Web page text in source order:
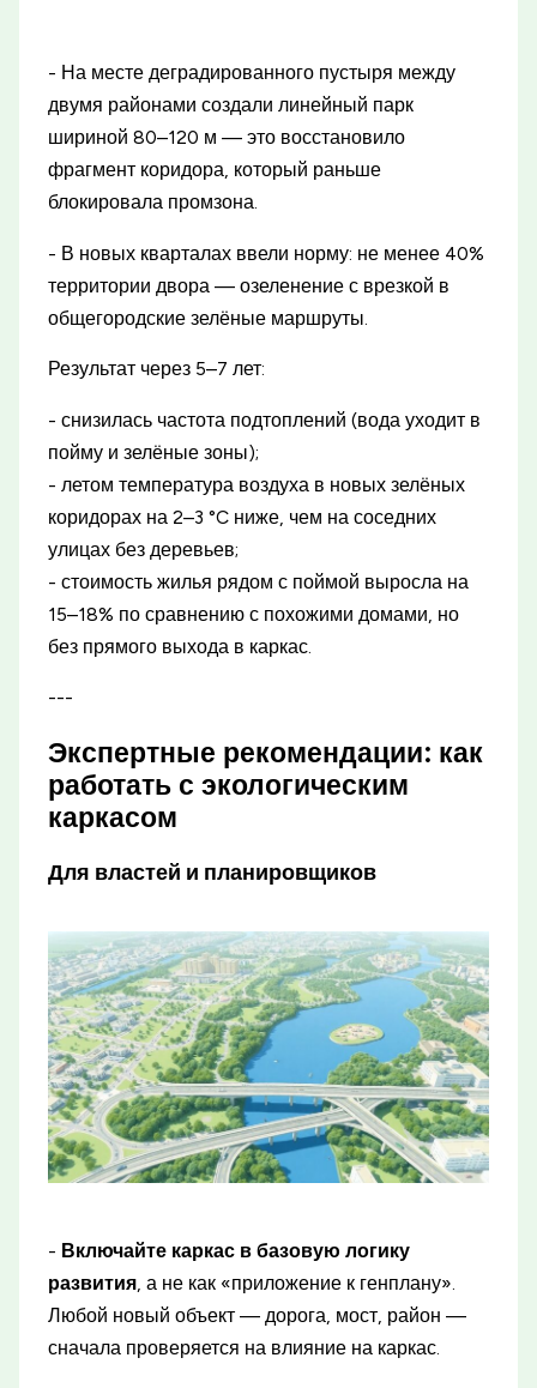
- На месте деградированного пустыря между
двумя районами создали линейный парк
шириной 80–120 м — это восстановило
фрагмент коридора, который раньше
блокировала промзона.
- В новых кварталах ввели норму: не менее 40%
территории двора — озеленение с врезкой в
общегородские зелёные маршруты.
Результат через 5–7 лет:
- снизилась частота подтоплений (вода уходит в
пойму и зелёные зоны);
- летом температура воздуха в новых зелёных
коридорах на 2–3 °C ниже, чем на соседних
улицах без деревьев;
- стоимость жилья рядом с поймой выросла на
15–18% по сравнению с похожими домами, но
без прямого выхода в каркас.
---
Экспертные рекомендации: как
работать с экологическим
каркасом
Для властей и планировщиков
- Включайте каркас в базовую логику
развития, а не как «приложение к генплану».
Любой новый объект — дорога, мост, район —
сначала проверяется на влияние на каркас.